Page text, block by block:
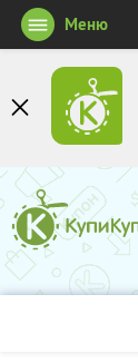
Меню